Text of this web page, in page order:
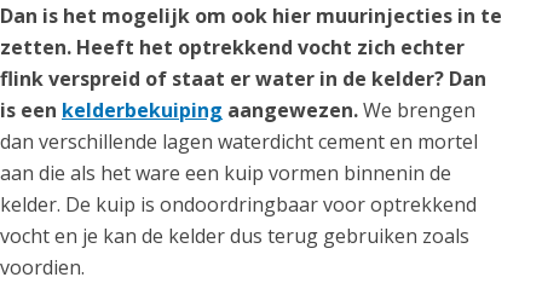
Dan is het mogelijk om ook hier muurinjecties in te
zetten. Heeft het optrekkend vocht zich echter
flink verspreid of staat er water in de kelder? Dan
is een kelderbekuiping aangewezen.We brengen
dan verschillende lagen waterdicht cement en mortel
aan die als het ware een kuip vormen binnenin de
kelder. De kuip is ondoordringbaar voor optrekkend
vocht en je kan de kelder dus terug gebruiken zoals
voordien.